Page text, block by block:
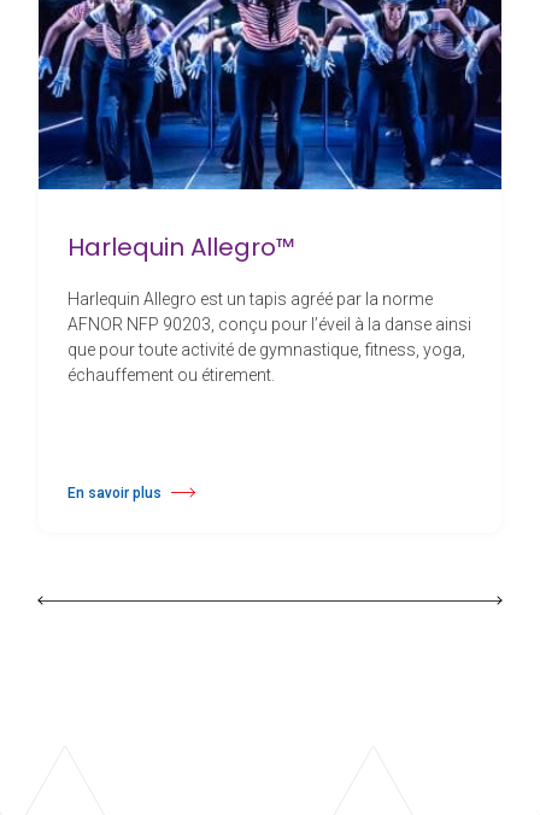
Harlequin Allegro™
Harlequin Allegro est un tapis agréé par la norme
AFNOR NFP 90203, conçu pour l’éveil à la danse ainsi
que pour toute activité de gymnastique, fitness, yoga,
échauffement ou étirement.
En savoir plus
à propos Harlequin Allegro™